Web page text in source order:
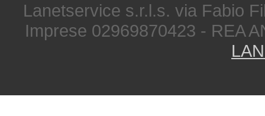
Lanetservice s.r.l.s. via Fabio
Imprese 02969870423 - REA